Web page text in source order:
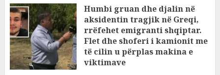
Humbi gruan dhe djalin në
aksidentin tragjik në Greqi,
rrëfehet emigranti shqiptar.
Flet dhe shoferi i kamionit me
të cilin u përplas makina e
viktimave